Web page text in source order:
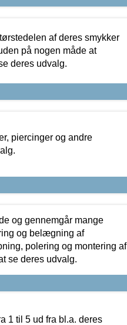
af deres smykker
på nogen måde at
deres udvalg.
piercinger og andre
og gennemgår mange
og belægning af
polering og montering af
se deres udvalg.
1 til 5 ud fra bl.a. deres